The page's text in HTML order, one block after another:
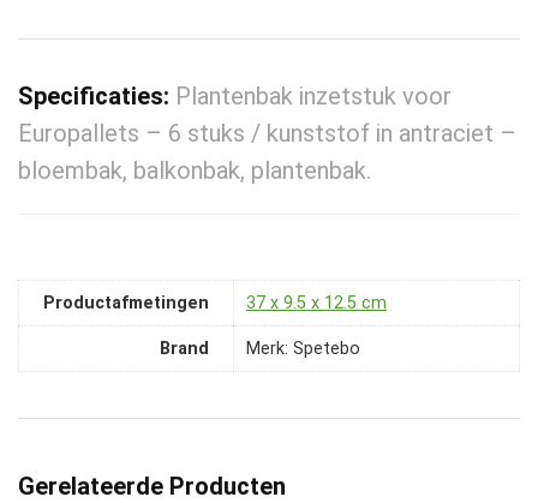
Specificaties: Plantenbak inzetstuk voor
Europallets – 6 stuks / kunststof in antraciet –
bloembak, balkonbak, plantenbak.
Productafmetingen ‎37 x 9.5 x 12.5 cm
Brand Merk: Spetebo
Gerelateerde Producten